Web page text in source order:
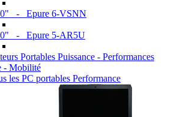
- Epure 6-VSNN
- Epure 5-AR5U
- Mobilité
les PC portables Performance